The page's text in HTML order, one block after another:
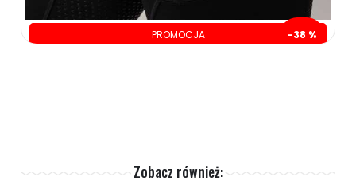
PROMOCJA -38 %
Zobacz również: